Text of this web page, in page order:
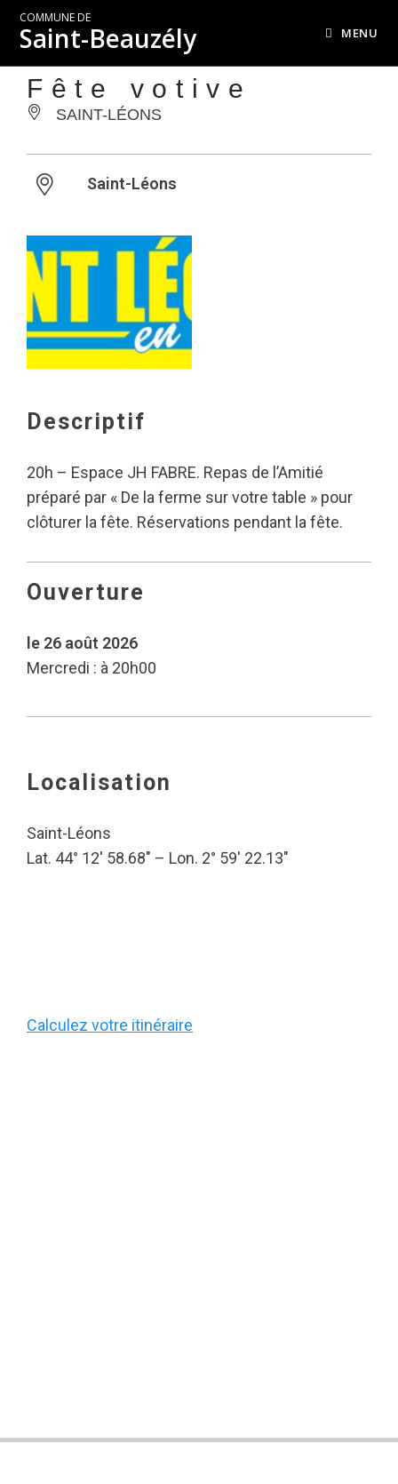
COMMUNE DE
Saint-Beauzély MENU
Fête votive
SAINT-LÉONS
Saint-Léons
Descriptif
20h – Espace JH FABRE. Repas de l’Amitié
préparé par « De la ferme sur votre table » pour
clôturer la fête. Réservations pendant la fête.
Ouverture
le 26 août 2026
Mercredi : à 20h00
Localisation
Saint-Léons
Lat. 44° 12′ 58.68″ – Lon. 2° 59′ 22.13″
Calculez votre itinéraire